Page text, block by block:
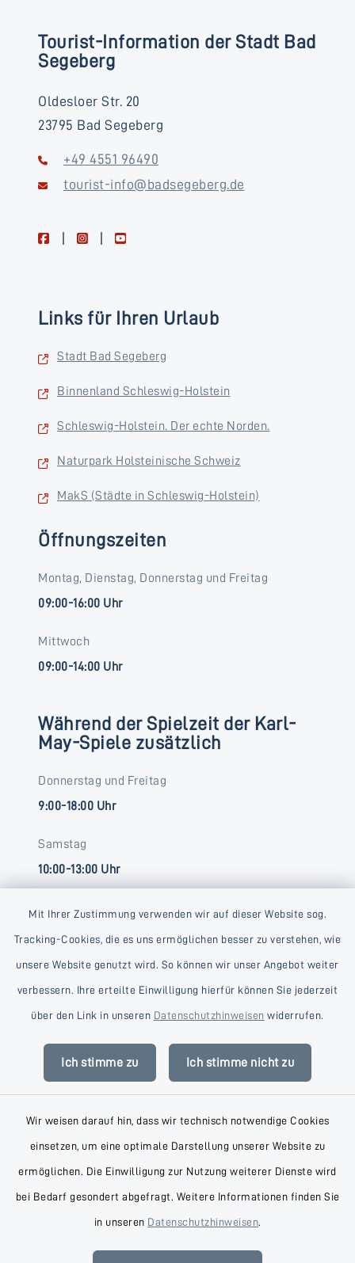
Mit Ihrer Zustimmung verwenden wir auf dieser Website sog.
Tracking-Cookies, die es uns ermöglichen besser zu verstehen, wie
unsere Website genutzt wird. So können wir unser Angebot weiter
verbessern. Ihre erteilte Einwilligung hierfür können Sie jederzeit
über den Link in unseren Datenschutzhinweisen widerrufen.
Ich stimme zu Ich stimme nicht zu
Wir weisen darauf hin, dass wir technisch notwendige Cookies
einsetzen, um eine optimale Darstellung unserer Website zu
ermöglichen. Die Einwilligung zur Nutzung weiterer Dienste wird
bei Bedarf gesondert abgefragt. Weitere Informationen finden Sie
in unseren Datenschutzhinweisen.
Tourist-Information der Stadt Bad
Segeberg
Oldesloer Str. 20
23795 Bad Segeberg
+49 4551 96490
tourist-info@badsegeberg.de
facebookinstagramyoutube
Links für Ihren Urlaub
Stadt Bad Segeberg
Binnenland Schleswig-Holstein
Schleswig-Holstein. Der echte Norden.
Naturpark Holsteinische Schweiz
MakS (Städte in Schleswig-Holstein)
Öffnungszeiten
Montag, Dienstag, Donnerstag und Freitag
09:00-16:00 Uhr
Mittwoch
09:00-14:00 Uhr
Während der Spielzeit der Karl-
May-Spiele zusätzlich
Donnerstag und Freitag
9:00-18:00 Uhr
Samstag
10:00-13:00 Uhr
Kontakt
Datenschutz
Impressum
Sitemap